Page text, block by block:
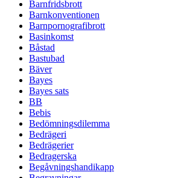
Barnfridsbrott
Barnkonventionen
Barnpornografibrott
Basinkomst
Båstad
Bastubad
Bäver
Bayes
Bayes sats
BB
Bebis
Bedömningsdilemma
Bedrägeri
Bedrägerier
Bedragerska
Begåvningshandikapp